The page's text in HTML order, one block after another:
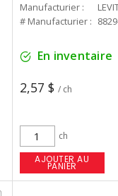
Manufacturier :
# Manufacturier :
En inventaire
2,57 $ / ch
ch
AJOUTER AU
PANIER